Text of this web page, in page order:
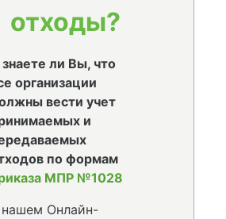
отходы?
ли Вы, что
организации
вести учет
и
по формам
МПР №1028
Онлайн-